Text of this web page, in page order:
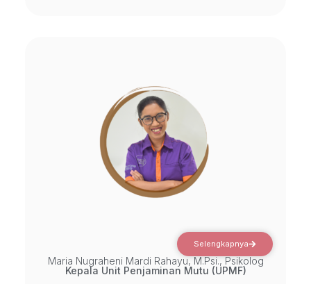
Selengkapnya
Maria Nugraheni Mardi Rahayu, M.Psi., Psikolog
Kepala Unit Penjaminan Mutu (UPMF)